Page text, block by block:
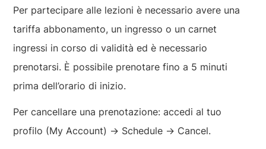
Per partecipare alle lezioni è necessario avere una
tariffa abbonamento, un ingresso o un carnet
ingressi in corso di validità ed è necessario
prenotarsi. È possibile prenotare fino a 5 minuti
prima dell’orario di inizio.
Per cancellare una prenotazione: accedi al tuo
profilo (My Account) → Schedule → Cancel.